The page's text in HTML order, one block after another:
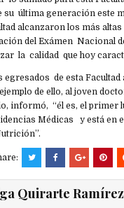
su última generación este
alcanzaron los más
del Exámen Nacional
la calidad que hoy
egresados de esta
de ello, al joven
informó, “él es, el primer
Médicas y está en
Quirarte Ramírez